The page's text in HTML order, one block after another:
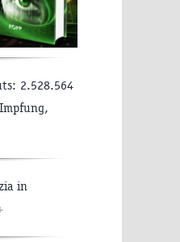
2.528.564
in